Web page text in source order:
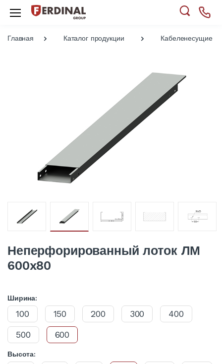
Главная Каталог продукции Кабеленесущие
Неперфорированный лоток ЛМ
600x80
Ширина:
100 150 200 300
400
500
600
Высота: